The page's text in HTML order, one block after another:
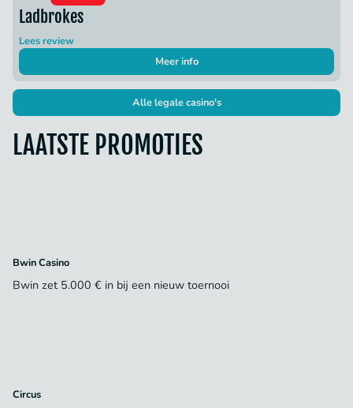
Ladbrokes
Lees review
Meer info
Alle legale casino's
LAATSTE PROMOTIES
Bwin Casino
Bwin zet 5.000 € in bij een nieuw toernooi
Circus